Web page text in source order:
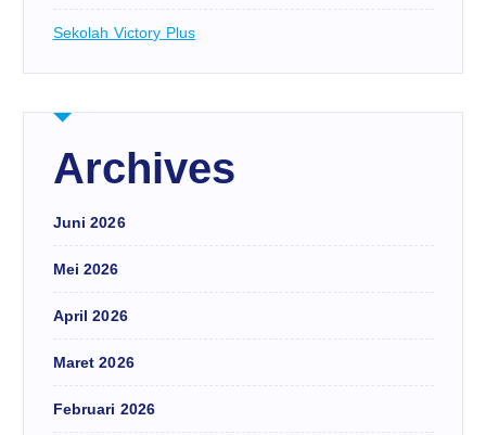
Sekolah Victory Plus
Archives
Juni 2026
Mei 2026
April 2026
Maret 2026
Februari 2026